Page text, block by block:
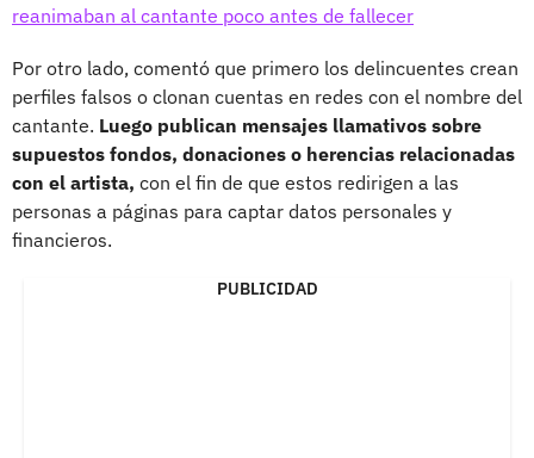
reanimaban al cantante poco antes de fallecer
Por otro lado, comentó que primero los delincuentes crean
perfiles falsos o clonan cuentas en redes con el nombre del
cantante. Luego publican mensajes llamativos sobre
supuestos fondos, donaciones o herencias relacionadas
con el artista, con el fin de que estos redirigen a las
personas a páginas para captar datos personales y
financieros.
PUBLICIDAD